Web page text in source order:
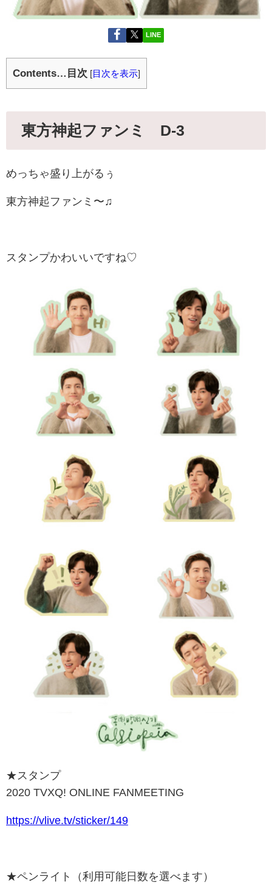
LINE
Contents…目次 [目次を表示]
東方神起ファンミ D-3
めっちゃ盛り上がるぅ
東方神起ファンミ〜♫
スタンプかわいいですね♡
★スタンプ
2020 TVXQ! ONLINE FANMEETING
https://vlive.tv/sticker/149
★ペンライト（利用可能日数を選べます）